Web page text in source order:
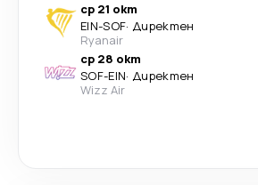
ср 21 окт
EIN-SOF· Директен
Ryanair
ср 28 окт
SOF-EIN· Директен
Wizz Air